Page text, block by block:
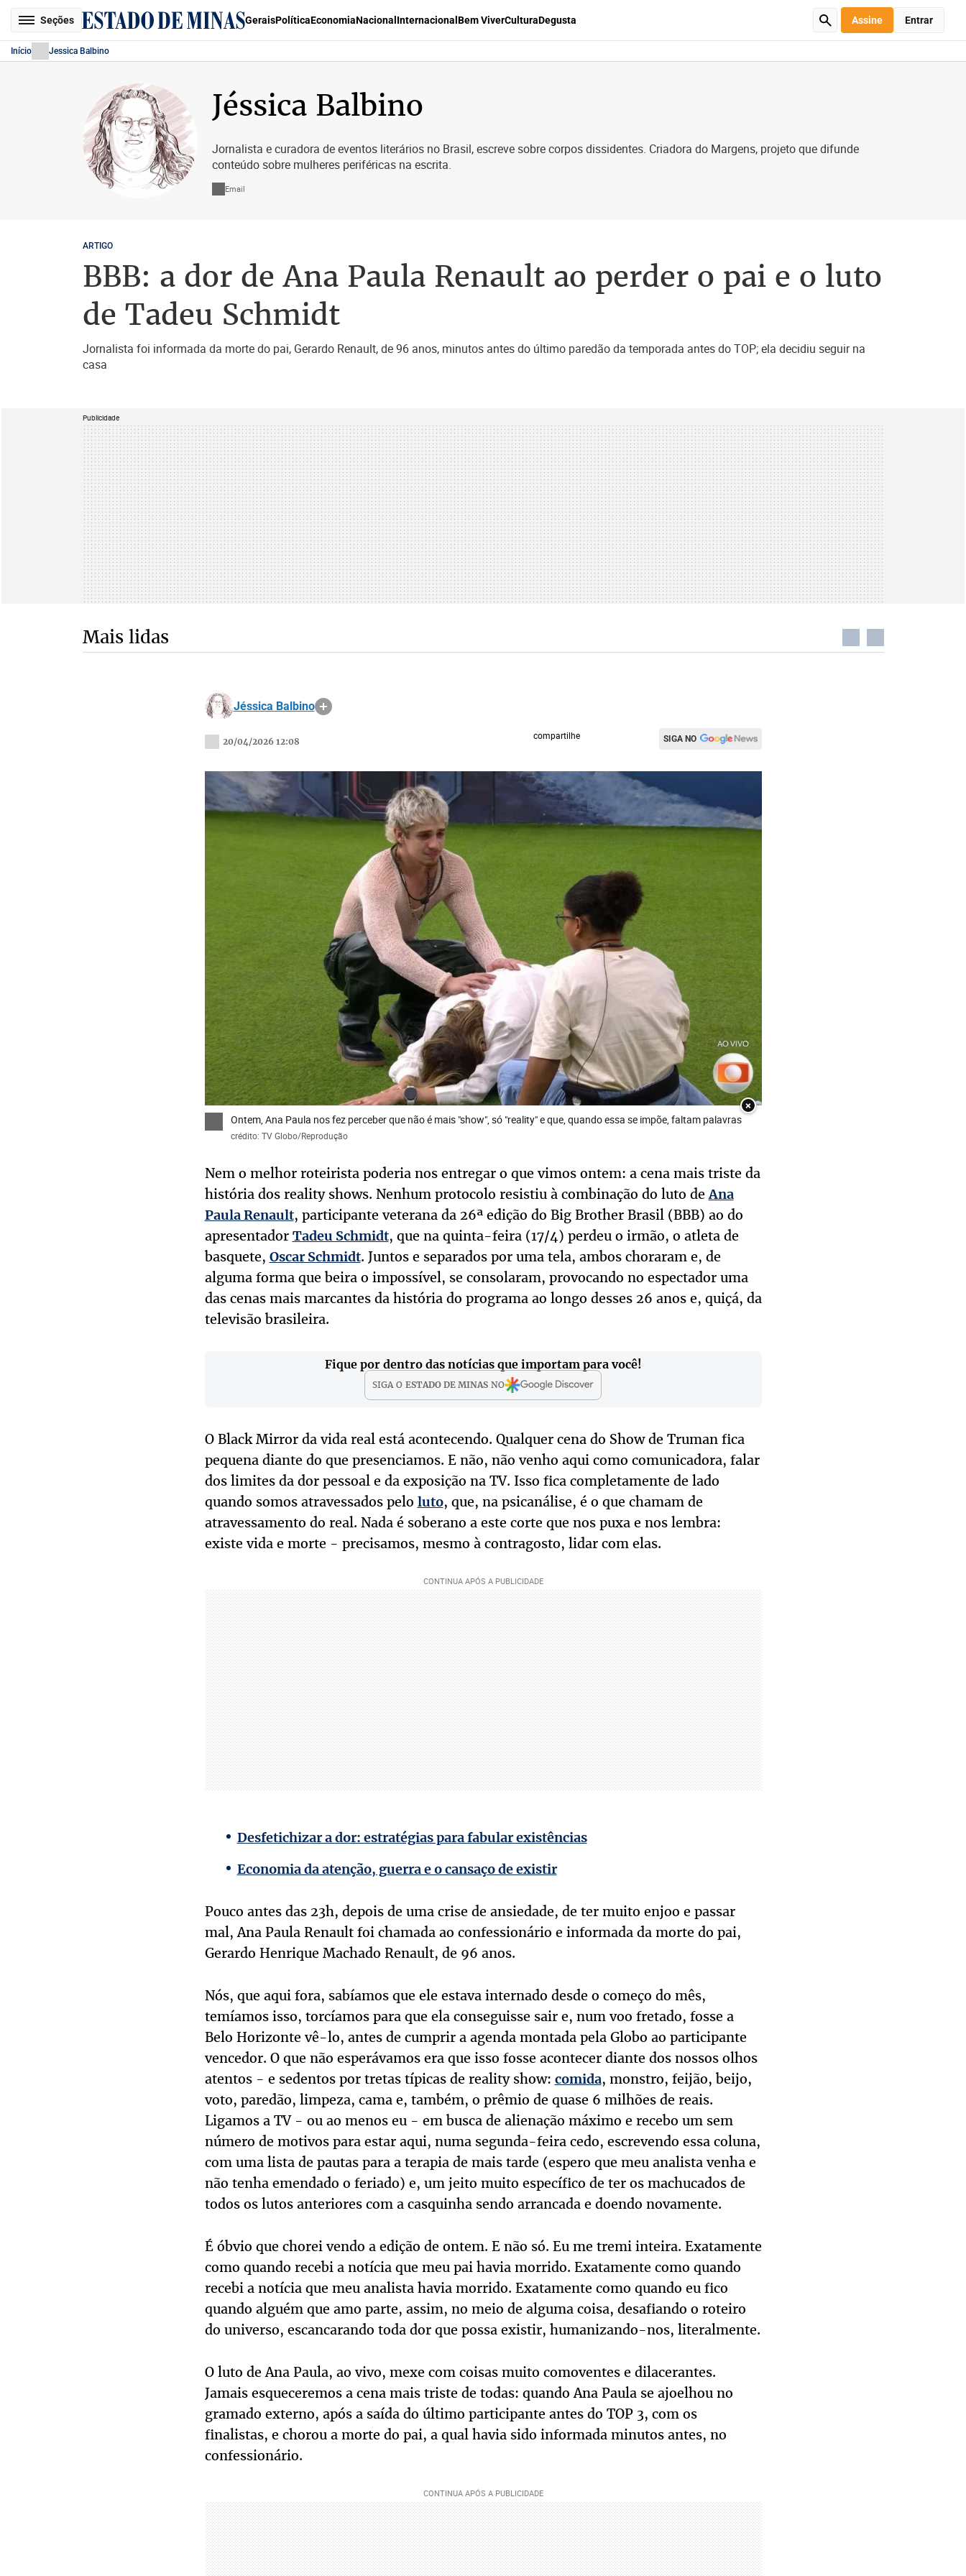
Seções GeraisPolíticaEconomiaNacional Internacional Bem ViverCulturaDegusta Assine Entrar
Início Jessica Balbino
Jéssica Balbino
Jornalista e curadora de eventos literários no Brasil, escreve sobre corpos dissidentes. Criadora do Margens, projeto que difunde
conteúdo sobre mulheres periféricas na escrita.
Email
ARTIGO
BBB: a dor de Ana Paula Renault ao perder o pai e o luto
de Tadeu Schmidt
Jornalista foi informada da morte do pai, Gerardo Renault, de 96 anos, minutos antes do último paredão da temporada antes do TOP; ela decidiu seguir na
casa
Publicidade
Mais lidas
Jéssica Balbino
20/04/2026 12:08
compartilhe SIGA NO
×
Ontem, Ana Paula nos fez perceber que não é mais "show", só "reality" e que, quando essa se impõe, faltam palavras
crédito: TV Globo/Reprodução
Nem o melhor roteirista poderia nos entregar o que vimos ontem: a cena mais triste da
história dos reality shows. Nenhum protocolo resistiu à combinação do luto deAna
Paula Renault, participante veterana da 26ª edição do Big Brother Brasil (BBB) ao do
apresentador Tadeu Schmidt, que na quinta-feira (17/4) perdeu o irmão, o atleta de
basquete, Oscar Schmidt. Juntos e separados por uma tela, ambos choraram e, de
alguma forma que beira o impossível, se consolaram, provocando no espectador uma
das cenas mais marcantes da história do programa ao longo desses 26 anos e, quiçá, da
televisão brasileira.
Fique por dentro das notícias que importam para você!
SIGA O ESTADO DE MINAS NO
O Black Mirror da vida real está acontecendo. Qualquer cena do Show de Truman fica
pequena diante do que presenciamos. E não, não venho aqui como comunicadora, falar
dos limites da dor pessoal e da exposição na TV. Isso fica completamente de lado
quando somos atravessados pelo luto, que, na psicanálise, é o que chamam de
atravessamento do real. Nada é soberano a este corte que nos puxa e nos lembra:
existe vida e morte - precisamos, mesmo à contragosto, lidar com elas.
Desfetichizar a dor: estratégias para fabular existências
Economia da atenção, guerra e o cansaço de existir
Pouco antes das 23h, depois de uma crise de ansiedade, de ter muito enjoo e passar
mal, Ana Paula Renault foi chamada ao confessionário e informada da morte do pai,
Gerardo Henrique Machado Renault, de 96 anos.
Nós, que aqui fora, sabíamos que ele estava internado desde o começo do mês,
temíamos isso, torcíamos para que ela conseguisse sair e, num voo fretado, fosse a
Belo Horizonte vê-lo, antes de cumprir a agenda montada pela Globo ao participante
vencedor. O que não esperávamos era que isso fosse acontecer diante dos nossos olhos
atentos - e sedentos por tretas típicas de reality show: comida, monstro, feijão, beijo,
voto, paredão, limpeza, cama e, também, o prêmio de quase 6 milhões de reais.
Ligamos a TV - ou ao menos eu - em busca de alienação máximo e recebo um sem
número de motivos para estar aqui, numa segunda-feira cedo, escrevendo essa coluna,
com uma lista de pautas para a terapia de mais tarde (espero que meu analista venha e
não tenha emendado o feriado) e, um jeito muito específico de ter os machucados de
todos os lutos anteriores com a casquinha sendo arrancada e doendo novamente.
É óbvio que chorei vendo a edição de ontem. E não só. Eu me tremi inteira. Exatamente
como quando recebi a notícia que meu pai havia morrido. Exatamente como quando
recebi a notícia que meu analista havia morrido. Exatamente como quando eu fico
quando alguém que amo parte, assim, no meio de alguma coisa, desafiando o roteiro
do universo, escancarando toda dor que possa existir, humanizando-nos, literalmente.
O luto de Ana Paula, ao vivo, mexe com coisas muito comoventes e dilacerantes.
Jamais esqueceremos a cena mais triste de todas: quando Ana Paula se ajoelhou no
gramado externo, após a saída do último participante antes do TOP 3, com os
finalistas, e chorou a morte do pai, a qual havia sido informada minutos antes, no
confessionário.